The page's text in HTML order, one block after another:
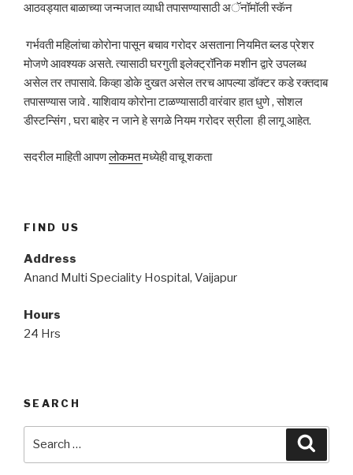
आठवड्यात बाळाच्या जन्मजात व्याधी तपासण्यासाठी अॅनॉमॉली स्कॅन
गर्भवती महिलांचा कोरोना पासून बचाव गरोदर असताना नियमित ब्लड प्रेशर
मोजणे आवश्यक असते. त्यासाठी घरगुती इलेक्ट्रॉनिक मशीन द्वारे उपलब्ध
असेल तर तपासावे. किव्हा डोके दुखत असेल तरच आपल्या डॉक्टर कडे रक्तदाब
तपासण्यास जावे . याशिवाय कोरोना टाळण्यासाठी वारंवार हात धुणे , सोशल
डीस्टन्सिंग , घरा बाहेर न जाने हे सगळे नियम गरोदर स्रीला ही लागू आहेत.
सदरील माहिती आपणलोकमतमध्येही वाचू शकता
FIND US
Address
Anand Multi Speciality Hospital, Vaijapur
Hours
24 Hrs
SEARCH